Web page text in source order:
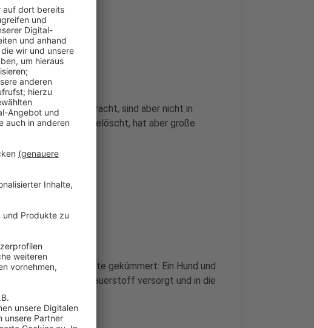
ins Krankenhaus gebracht, sind aber nicht in
weniger Stunden gelöscht, hat aber große
unbewohnbar.
sich die Einsatzkräfte gekümmert: Ein Hund und
befreit, teils mit Sauerstoff versorgt und in die